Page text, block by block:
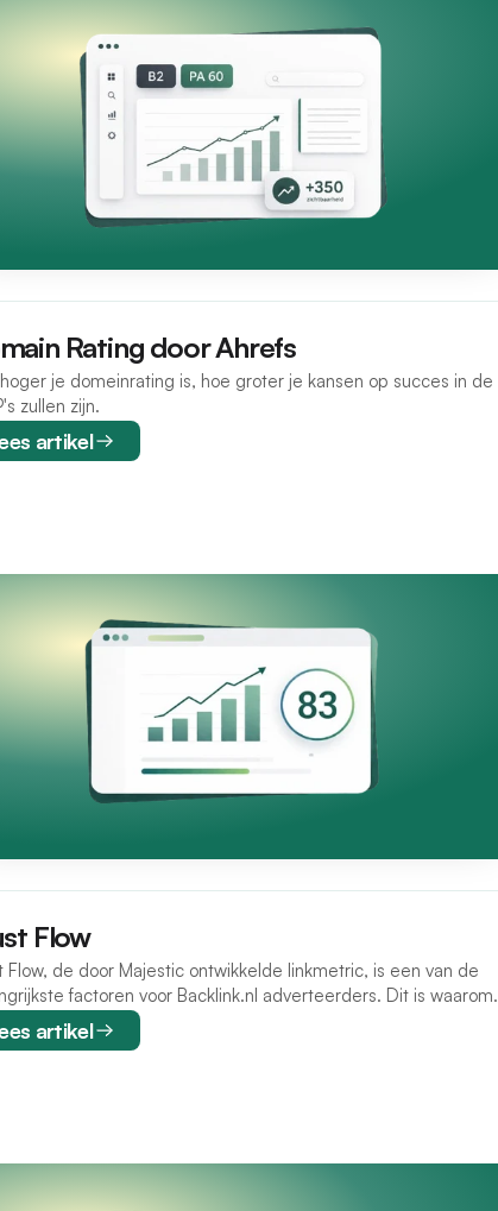
Rating door Ahrefs
je domeinrating is, hoe groter je kansen op succes in de
zullen zijn.
artikel
Flow
Flow, de door Majestic ontwikkelde linkmetric, is een van de
factoren voor Backlink.nl adverteerders. Dit is waarom.
artikel